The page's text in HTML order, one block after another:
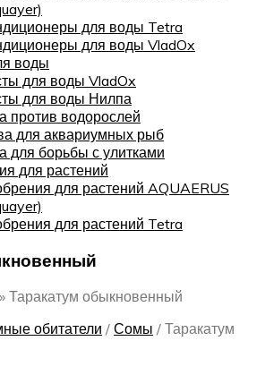
для воды Tetra
для воды VladOx
воды
для воды VladOx
для воды Нилпа
против водорослей
для аквариумных рыб
для борьбы с улитками
для растений
для растений AQUAERUS
для растений Tetra
» Таракатум обыкновенный
обитатели / Сомы / Таракатум